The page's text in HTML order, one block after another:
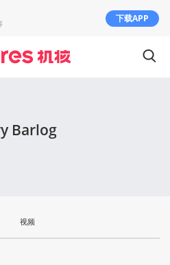
Barlog
视频
下载APP